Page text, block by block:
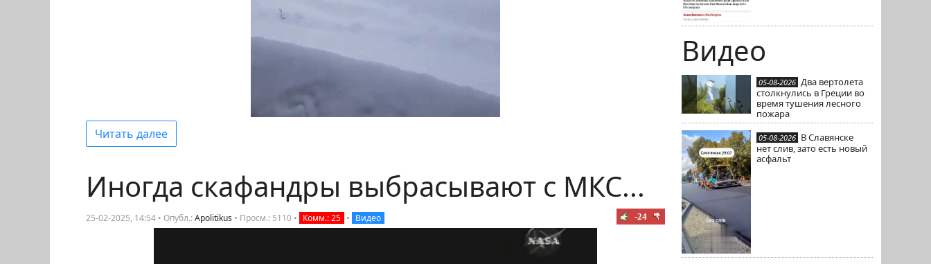
Видео
05-08-2026 Два вертолета
столкнулись в Греции во
время тушения лесного
пожара
05-08-2026 В Славянске
нет слив, зато есть новый
асфальт
Читать далее
Иногда скафандры выбрасывают с МКС...
25-02-2025, 14:54 • Опубл.:Apolitikus • Просм.: 5110 • Комм.: 25 • Видео -24